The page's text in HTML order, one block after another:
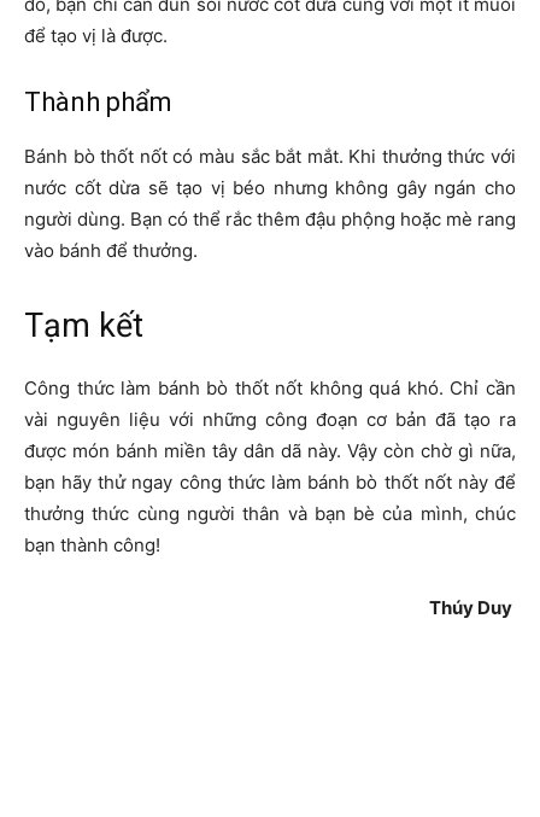
để tạo vị là được.
Thành phẩm
Bánh bò thốt nốt có màu sắc bắt mắt. Khi thưởng thức với
nước cốt dừa sẽ tạo vị béo nhưng không gây ngán cho
người dùng. Bạn có thể rắc thêm đậu phộng hoặc mè rang
vào bánh để thưởng.
Tạm kết
Công thức làm bánh bò thốt nốt không quá khó. Chỉ cần
vài nguyên liệu với những công đoạn cơ bản đã tạo ra
được món bánh miền tây dân dã này. Vậy còn chờ gì nữa,
bạn hãy thử ngay công thức làm bánh bò thốt nốt này để
thưởng thức cùng người thân và bạn bè của mình, chúc
bạn thành công!
Thúy Duy